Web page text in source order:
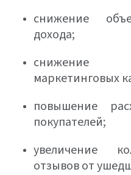
снижение
дохода;
снижение
маркетинговых
повышение
покупателей;
увеличение
отзывов от